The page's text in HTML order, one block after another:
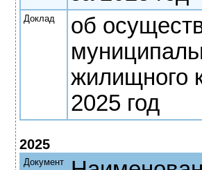
Доклад
об
жилищного
2025 год
2025
Документ